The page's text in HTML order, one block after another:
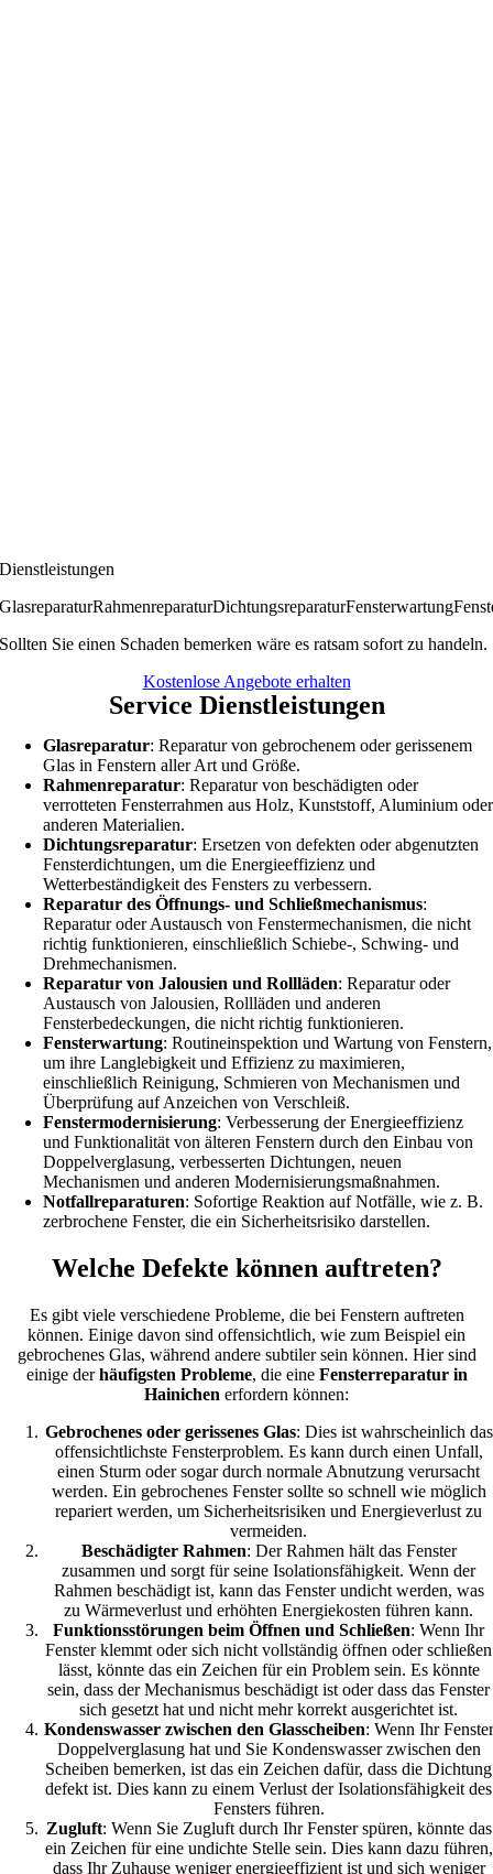
Dienstleistungen
GlasreparaturRahmenreparaturDichtungsreparaturFensterwartung
Sollten Sie einen Schaden bemerken wäre es ratsam sofort zu handeln.
Kostenlose Angebote erhalten
Service Dienstleistungen
Glasreparatur: Reparatur von gebrochenem oder gerissenem
Glas in Fenstern aller Art und Größe.
Rahmenreparatur: Reparatur von beschädigten oder
verrotteten Fensterrahmen aus Holz, Kunststoff, Aluminium oder
anderen Materialien.
Dichtungsreparatur: Ersetzen von defekten oder abgenutzten
Fensterdichtungen, um die Energieeffizienz und
Wetterbeständigkeit des Fensters zu verbessern.
Reparatur des Öffnungs- und Schließmechanismus:
Reparatur oder Austausch von Fenstermechanismen, die nicht
richtig funktionieren, einschließlich Schiebe-, Schwing- und
Drehmechanismen.
Reparatur von Jalousien und Rollläden: Reparatur oder
Austausch von Jalousien, Rollläden und anderen
Fensterbedeckungen, die nicht richtig funktionieren.
Fensterwartung: Routineinspektion und Wartung von Fenstern,
um ihre Langlebigkeit und Effizienz zu maximieren,
einschließlich Reinigung, Schmieren von Mechanismen und
Überprüfung auf Anzeichen von Verschleiß.
Fenstermodernisierung: Verbesserung der Energieeffizienz
und Funktionalität von älteren Fenstern durch den Einbau von
Doppelverglasung, verbesserten Dichtungen, neuen
Mechanismen und anderen Modernisierungsmaßnahmen.
Notfallreparaturen: Sofortige Reaktion auf Notfälle, wie z. B.
zerbrochene Fenster, die ein Sicherheitsrisiko darstellen.
Welche Defekte können auftreten?
Es gibt viele verschiedene Probleme, die bei Fenstern auftreten
können. Einige davon sind offensichtlich, wie zum Beispiel ein
gebrochenes Glas, während andere subtiler sein können. Hier sind
einige derhäufigsten Probleme, die eine Fensterreparatur in
Hainichen erfordern können:
Gebrochenes oder gerissenes Glas: Dies ist wahrscheinlich das
offensichtlichste Fensterproblem. Es kann durch einen Unfall,
einen Sturm oder sogar durch normale Abnutzung verursacht
werden. Ein gebrochenes Fenster sollte so schnell wie möglich
repariert werden, um Sicherheitsrisiken und Energieverlust zu
vermeiden.
Beschädigter Rahmen: Der Rahmen hält das Fenster
zusammen und sorgt für seine Isolationsfähigkeit. Wenn der
Rahmen beschädigt ist, kann das Fenster undicht werden, was
zu Wärmeverlust und erhöhten Energiekosten führen kann.
Funktionsstörungen beim Öffnen und Schließen: Wenn Ihr
Fenster klemmt oder sich nicht vollständig öffnen oder schließen
lässt, könnte das ein Zeichen für ein Problem sein. Es könnte
sein, dass der Mechanismus beschädigt ist oder dass das Fenster
sich gesetzt hat und nicht mehr korrekt ausgerichtet ist.
Kondenswasser zwischen den Glasscheiben: Wenn Ihr Fenster
Doppelverglasung hat und Sie Kondenswasser zwischen den
Scheiben bemerken, ist das ein Zeichen dafür, dass die Dichtung
defekt ist. Dies kann zu einem Verlust der Isolationsfähigkeit des
Fensters führen.
Zugluft: Wenn Sie Zugluft durch Ihr Fenster spüren, könnte das
ein Zeichen für eine undichte Stelle sein. Dies kann dazu führen,
dass Ihr Zuhause weniger energieeffizient ist und sich weniger